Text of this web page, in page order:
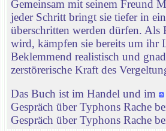
Gemeinsam mit seinem Freund
jeder Schritt bringt sie tiefer in
überschritten werden dürfen. Als
wird, kämpfen sie bereits um ihr
Beklemmend realistisch und
zerstörerische Kraft des
Das Buch ist im Handel und im
Gespräch über Typhons Rache
Gespräch über Typhons Rache